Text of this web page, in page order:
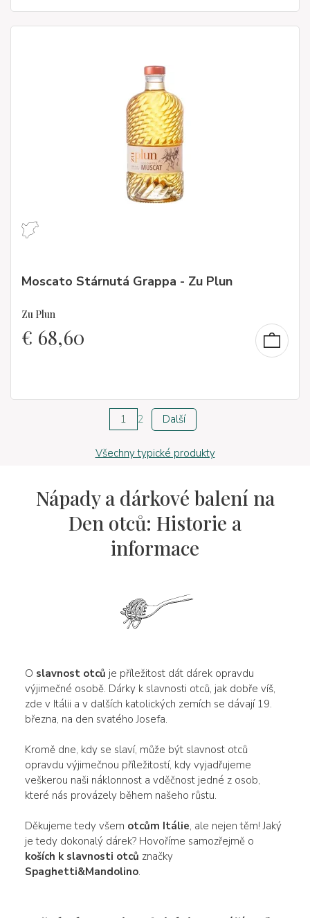
Moscato Stárnutá Grappa - Zu Plun
Zu Plun
€ 68,60
1 2 Další
Všechny typické produkty
Nápady a dárkové balení na
Den otců: Historie a
informace
O slavnost otců je příležitost dát dárek opravdu
výjimečné osobě. Dárky k slavnosti otců, jak dobře víš,
zde v Itálii a v dalších katolických zemích se dávají 19.
března, na den svatého Josefa.
Kromě dne, kdy se slaví, může být slavnost otců
opravdu výjimečnou příležitostí, kdy vyjadřujeme
veškerou naši náklonnost a vděčnost jedné z osob,
které nás provázely během našeho růstu.
Děkujeme tedy všem otcům Itálie, ale nejen těm! Jaký
je tedy dokonalý dárek? Hovoříme samozřejmě o
koších k slavnosti otců značky
Spaghetti&Mandolino.